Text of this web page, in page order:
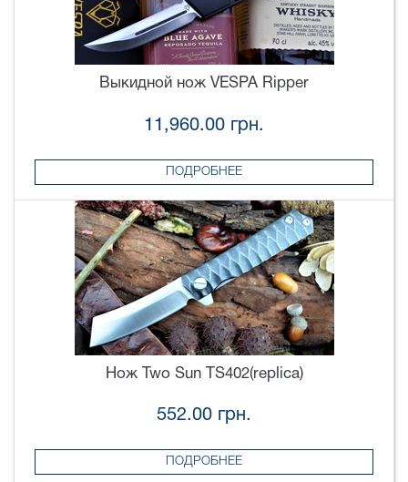
Выкидной нож VESPA Ripper
11,960.00 грн.
ПОДРОБНЕЕ
Нож Two Sun TS402(replica)
552.00 грн.
ПОДРОБНЕЕ